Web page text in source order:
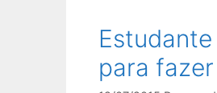
para